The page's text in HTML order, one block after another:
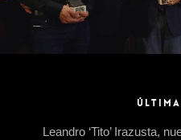
Leandro ‘Tito’ Irazusta,